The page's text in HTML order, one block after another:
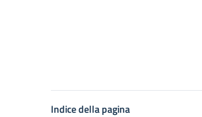
Indice della pagina